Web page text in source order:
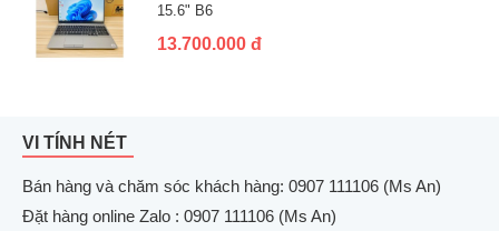
15.6" B6
13.700.000 đ
VI TÍNH NÉT
Bán hàng và chăm sóc khách hàng: 0907 111106 (Ms An)
Đặt hàng online Zalo : 0907 111106 (Ms An)